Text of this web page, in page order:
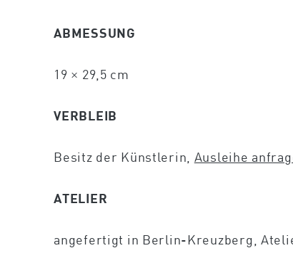
ABMESSUNG
19 × 29,5 cm
VERBLEIB
Besitz der Künstlerin, Ausleihe
ATELIER
angefertigt in Berlin-Kreuzberg,